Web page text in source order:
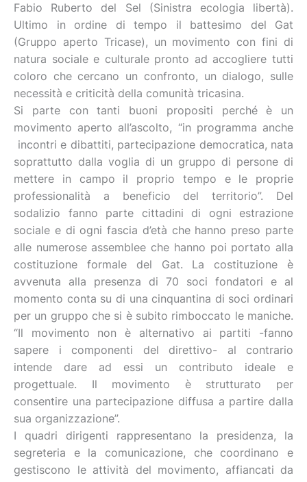
Fabio Ruberto del Sel (Sinistra ecologia libertà).
Ultimo in ordine di tempo il battesimo del Gat
(Gruppo aperto Tricase), un movimento con fini di
natura sociale e culturale pronto ad accogliere tutti
coloro che cercano un confronto, un dialogo, sulle
necessità e criticità della comunità tricasina.
Si parte con tanti buoni propositi perché è un
movimento aperto all’ascolto, “in programma anche
incontri e dibattiti, partecipazione democratica, nata
soprattutto dalla voglia di un gruppo di persone di
mettere in campo il proprio tempo e le proprie
professionalità a beneficio del territorio”. Del
sodalizio fanno parte cittadini di ogni estrazione
sociale e di ogni fascia d’età che hanno preso parte
alle numerose assemblee che hanno poi portato alla
costituzione formale del Gat. La costituzione è
avvenuta alla presenza di 70 soci fondatori e al
momento conta su di una cinquantina di soci ordinari
per un gruppo che si è subito rimboccato le maniche.
“Il movimento non è alternativo ai partiti -fanno
sapere i componenti del direttivo- al contrario
intende dare ad essi un contributo ideale e
progettuale. Il movimento è strutturato per
consentire una partecipazione diffusa a partire dalla
sua organizzazione”.
I quadri dirigenti rappresentano la presidenza, la
segreteria e la comunicazione, che coordinano e
gestiscono le attività del movimento, affiancati da